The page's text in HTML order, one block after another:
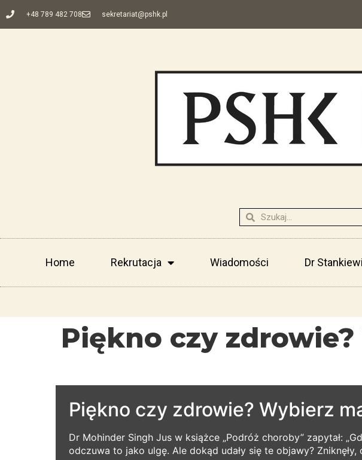
+48 789 482 708 sekretariat@pshk.pl
Home Rekrutacja Wiadomości Dr
Piękno czy
Piękno czy zdrowie? Wybierz
Dr Mohinder Singh Jus w książce „Podróż choroby” zapytał:
odczuwa to jako ulgę. Ale dokąd udały się te objawy? Zniknęły,